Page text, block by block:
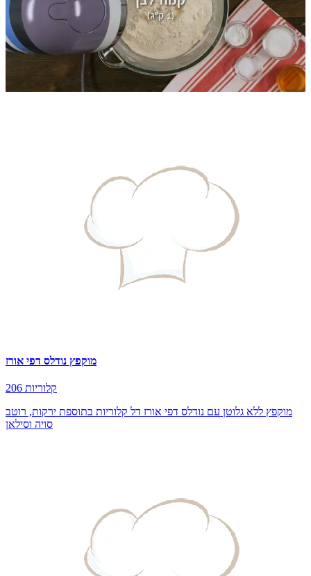
מוקפץ נודלס דפי אורז
206 קלוריות
מוקפץ ללא גלוטן עם נודלס דפי אורז דל קלוריות בתוספת ירקות, רוטב
סויה וסילאן